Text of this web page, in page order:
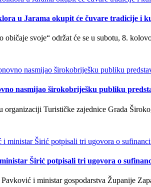
u Jarama okupit će čuvare tradicije i
običaje svoje“ održat će se u subotu, 8.
nasmijao širokobriješku publiku
organizaciji Turističke zajednice Grada
Širić potpisali tri ugovora o
i ministar gospodarstva Županije